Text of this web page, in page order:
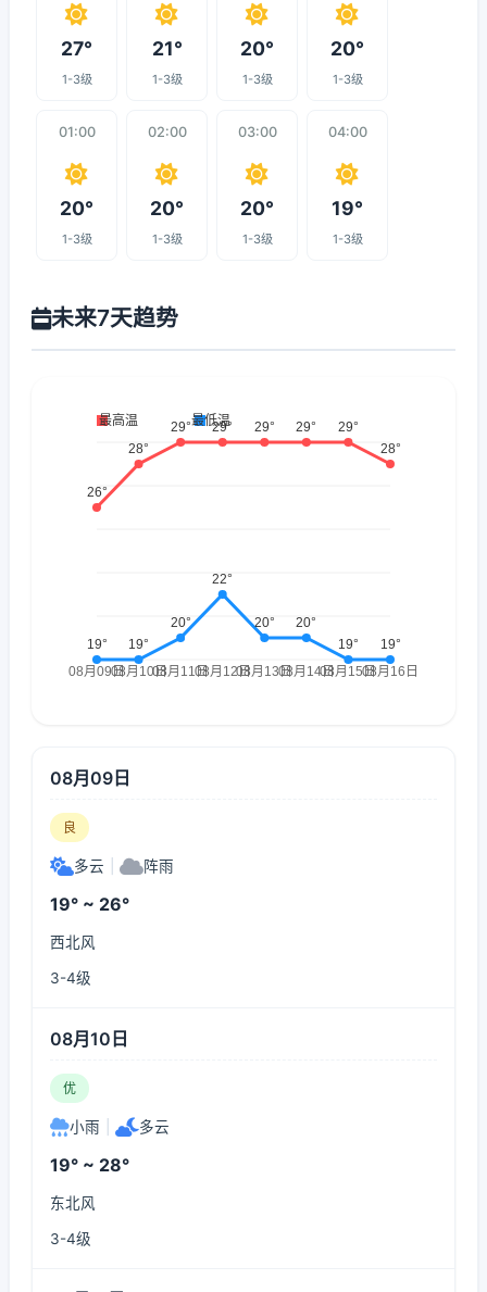
27°
1-3级
21°
1-3级
20°
1-3级
20°
1-3级
01:00
20°
1-3级
02:00
20°
1-3级
03:00
20°
1-3级
04:00
19°
1-3级
未来7天趋势
08月09日
良
多云 阵雨
19° ~ 26°
西北风
3-4级
08月10日
优
小雨 多云
19° ~ 28°
东北风
3-4级